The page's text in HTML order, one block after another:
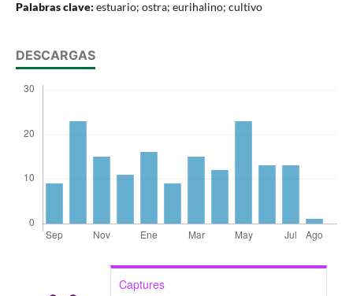
Palabras clave: estuario; ostra; eurihalino; cultivo
DESCARGAS
Captures